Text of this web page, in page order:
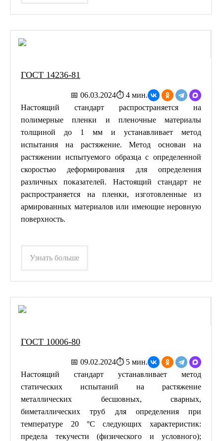
ГОСТ 14236-81
📅 06.03.2024⏱ 4 мин.
Настоящий стандарт распространяется на
полимерные пленки и пленочные материалы
толщиной до 1 мм и устанавливает метод
испытания на растяжение. Метод основан на
растяжении испытуемого образца с определенной
скоростью деформирования для определения
различных показателей. Настоящий стандарт не
распространяется на пленки, изготовленные из
армированных материалов или имеющие неровную
поверхность.
Узнать больше
ГОСТ 10006-80
📅 09.02.2024⏱ 5 мин.
Настоящий стандарт устанавливает метод
статических испытаний на растяжение
металлических бесшовных, сварных,
биметаллических труб для определения при
температуре 20 °С следующих характеристик:
предела текучести (физического и условного);